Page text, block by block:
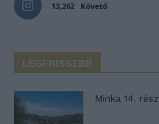
13,262 Követő
LEGFRISSEBB
Minka 14. rész